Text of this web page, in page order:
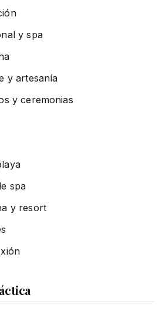
y spa
y artesanía
y ceremonias
spa
y resort